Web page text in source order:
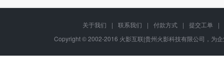
关于我们 | 联系我们 | 付款方式 | 提交工单
|
Copyright © 2002-2016 火影互联|贵州火影科技有限公司，为